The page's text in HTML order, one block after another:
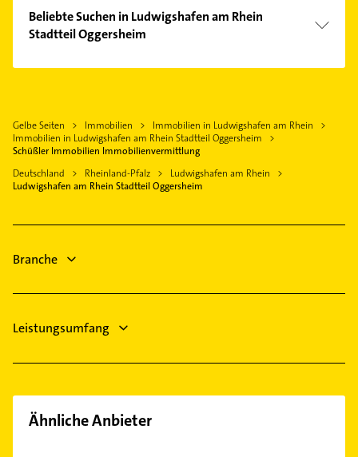
Mundenheim
Ruchheim
Lambsheim
Mannheim
Schifferstadt
Lampertheim
Viernheim
Physikalische Therapie
Physiotherapie
Bauunternehmen
Putzfrau
Elektroinstallation
Beliebte Suchen in Ludwigshafen am Rhein
Stadtteil Oggersheim
Steuerberater
Bestatter
Phoniatrie
Logopädie
Elektro Reparatur
Gelbe Seiten Immobilien
Immobilien in Ludwigshafen am Rhein
Immobilien in Ludwigshafen am Rhein Stadtteil Oggersheim
Schüßler Immobilien Immobilienvermittlung
Deutschland
Rheinland-Pfalz
Ludwigshafen am Rhein
Ludwigshafen am Rhein Stadtteil Oggersheim
Branche
Leistungsumfang
Ähnliche Anbieter